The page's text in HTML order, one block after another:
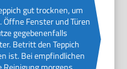
gut trocknen, um
Fenster und Türen
gegebenenfalls
Betritt den Teppich
ist. Bei empfindlichen